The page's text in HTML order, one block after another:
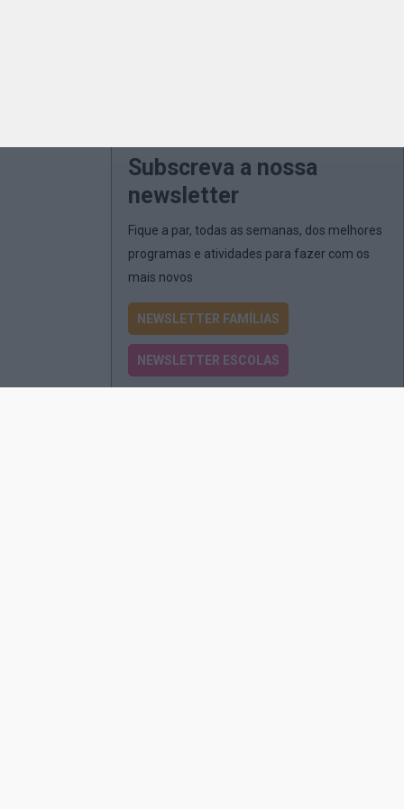
Subscreva a nossa
newsletter
Fique a par, todas as semanas, dos melhores
programas e atividades para fazer com os
mais novos
NEWSLETTER FAMÍLIAS
NEWSLETTER ESCOLAS